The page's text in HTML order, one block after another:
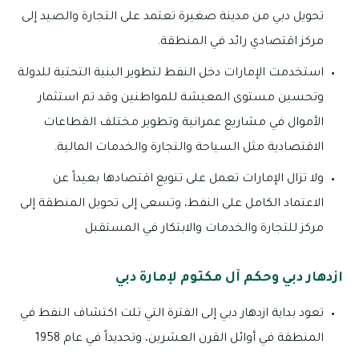
تحويل دبي من مدينة صغيرة تعتمد على التجارة والصيد إلى
مركز اقتصادي رائد في المنطقة.
استخدمت الإمارات دخل النفط لتطوير البنية التحتية للدولة
وتحسين مستوى المعيشة للمواطنين وقد تم استثمار
الأموال في مشاريع عمرانية وتطوير مختلف القطاعات
الاقتصادية مثل السياحة والتجارة والخدمات المالية.
ولا تزال الإمارات تعمل على تنويع اقتصادها بعيداً عن
الاعتماد الكامل على النفط، وتسعى إلى تحويل المنطقة إلى
مركز للتجارة والخدمات والابتكار في المستقبل
ازدهار دبي وحكم آل مكتوم لإمارة دبي
تعود بداية ازدهار دبي إلى الفترة التي تلت اكتشاف النفط في
المنطقة في أوائل القرن العشرين، وتحديداً في عام 1958